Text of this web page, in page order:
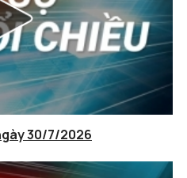
30/7/2026